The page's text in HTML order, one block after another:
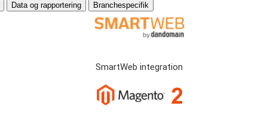
Data og rapportering Branchespecifik
SmartWeb integration